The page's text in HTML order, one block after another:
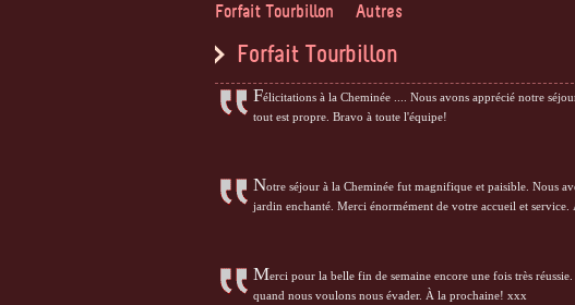
Forfait Tourbillon Autres
Forfait Tourbillon
Félicitations à la Cheminée .... Nous avons apprécié notre
tout est propre. Bravo à toute l'équipe!
Notre séjour à la Cheminée fut magnifique et paisible. Nous
jardin enchanté. Merci énormément de votre accueil et service.
Merci pour la belle fin de semaine encore une fois très
quand nous voulons nous évader. À la prochaine! xxx